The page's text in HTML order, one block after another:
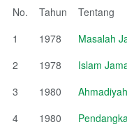
No. Tahun
Tentang
1
1978
Masalah
2
1978
Islam
3
1980
4
1980